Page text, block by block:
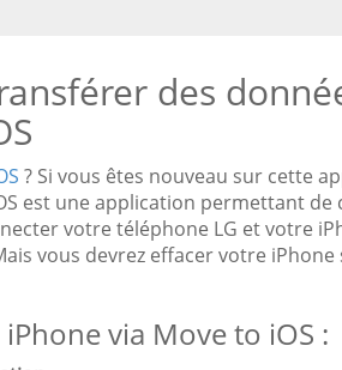
des
? Si vous êtes nouveau sur cette
est une application permettant
votre téléphone LG et votre
vous devrez effacer votre iPhone
via Move to iOS :